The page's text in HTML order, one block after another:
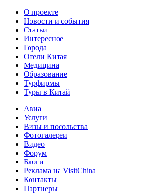
О проекте
Новости и события
Статьи
Интересное
Города
Отели Китая
Медицина
Образование
Турфирмы
Туры в Китай
Авиа
Услуги
Визы и посольства
Фотогалереи
Видео
Форум
Блоги
Реклама на VisitChina
Контакты
Партнеры